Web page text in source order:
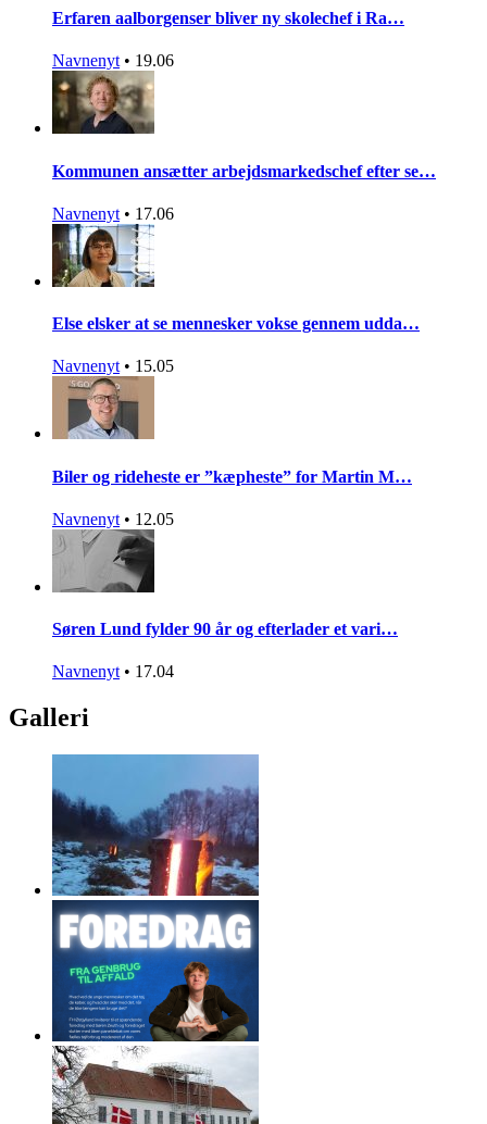
Erfaren aalborgenser bliver ny skolechef i Ra…
Navnenyt • 19.06
Kommunen ansætter arbejdsmarkedschef efter se…
Navnenyt • 17.06
Else elsker at se mennesker vokse gennem udda…
Navnenyt • 15.05
Biler og rideheste er ”kæpheste” for Martin M…
Navnenyt • 12.05
Søren Lund fylder 90 år og efterlader et vari…
Navnenyt • 17.04
Galleri